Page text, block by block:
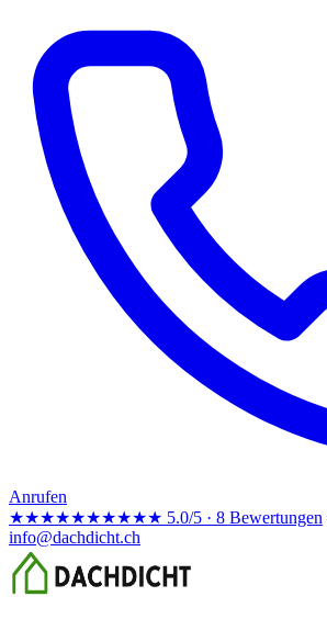
Anrufen
★★★★★★★★★★ 5.0/5 · 8 Bewertungen
info@dachdicht.ch